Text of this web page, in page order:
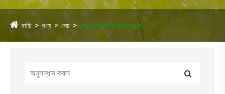
বাড়ি পণ্য সেচ সেচ সংযোগকারী জিনিসপত্র